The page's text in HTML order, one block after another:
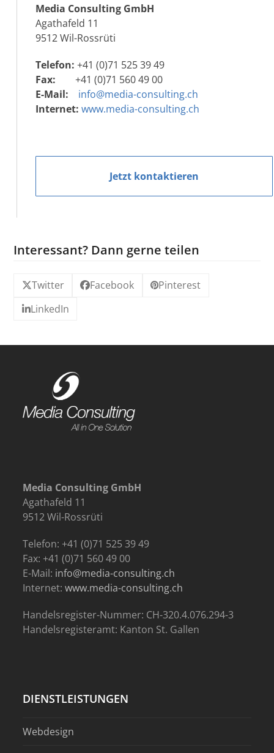
Media Consulting GmbH
Agathafeld 11
9512 Wil-Rossrüti
Telefon: +41 (0)71 525 39 49
Fax: +41 (0)71 560 49 00
E-Mail:
info@media-consulting.ch
Internet: www.media-consulting.ch
Jetzt kontaktieren
Interessant? Dann gerne teilen
Twitter Facebook
Pinterest
LinkedIn
Media Consulting GmbH
Agathafeld 11
9512 Wil-Rossrüti
Telefon: +41 (0)71 525 39 49
Fax: +41 (0)71 560 49 00
E-Mail: info@media-consulting.ch
Internet:www.media-consulting.ch
Handelsregister-Nummer: CH-320.4.076.294-3
Handelsregisteramt: Kanton St. Gallen
DIENSTLEISTUNGEN
Webdesign